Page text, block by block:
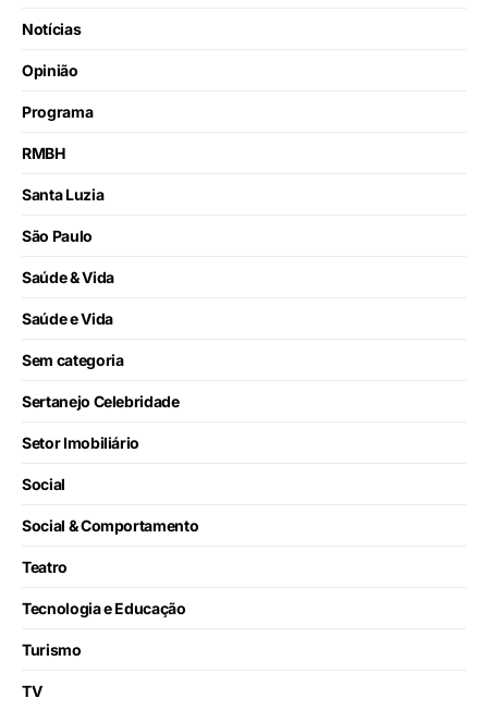
Notícias
Opinião
Programa
RMBH
Santa Luzia
São Paulo
Saúde & Vida
Saúde e Vida
Sem categoria
Sertanejo Celebridade
Setor Imobiliário
Social
Social & Comportamento
Teatro
Tecnologia e Educação
Turismo
TV